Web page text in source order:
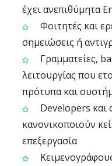
έχει ανεπιθύμητα
Φοιτητές και
σημειώσεις ή
Γραμματείες,
λειτουργίας που
πρότυπα και
Developers και
κανονικοποιούν
επεξεργασία